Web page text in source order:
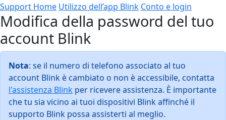
Support Home Utilizzo dell’app Blink Conto e login
Modifica della password del tuo
account Blink
Nota: se il numero di telefono associato al tuo
account Blink è cambiato o non è accessibile, contatta
l'assistenza Blink per ricevere assistenza. È importante
che tu sia vicino ai tuoi dispositivi Blink affinché il
supporto Blink possa assisterti al meglio.